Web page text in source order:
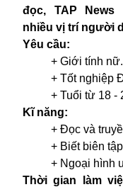
đọc, TAP News
nhiều vị trí người
Yêu cầu:
+ Giới tính nữ.
+ Tốt nghiệp
+ Tuổi từ 18 -
Kĩ năng:
+ Đọc và
+ Biết biên
+ Ngoại hình
Thời gian làm